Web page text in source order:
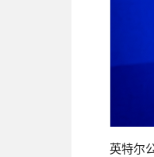
英特尔